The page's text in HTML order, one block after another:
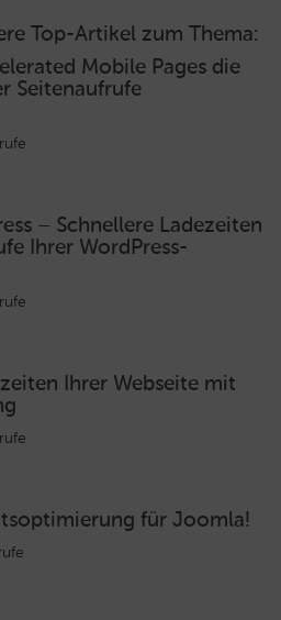
Top-Artikel zum Thema:
Mobile Pages die
Seitenaufrufe
– Schnellere Ladezeiten
Ihrer WordPress-
Ihrer Webseite mit
für Joomla!